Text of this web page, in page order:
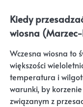
Kiedy
wiosna
Wczesna wiosna to
większości
temperatura i
warunki, by
związanym z